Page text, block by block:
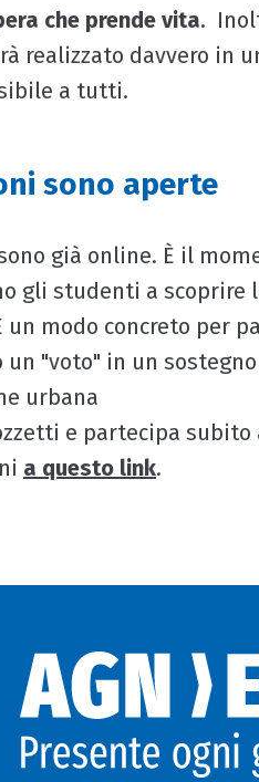
che prende vita.
realizzato davvero in
a tutti.
sono aperte
già online. È il
gli studenti a scoprire
un modo concreto per
"voto" in un
urbana
e partecipa subito
a questo link.